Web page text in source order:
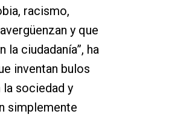
racismo,
y que
ciudadanía”, ha
inventan bulos
sociedad y
simplemente